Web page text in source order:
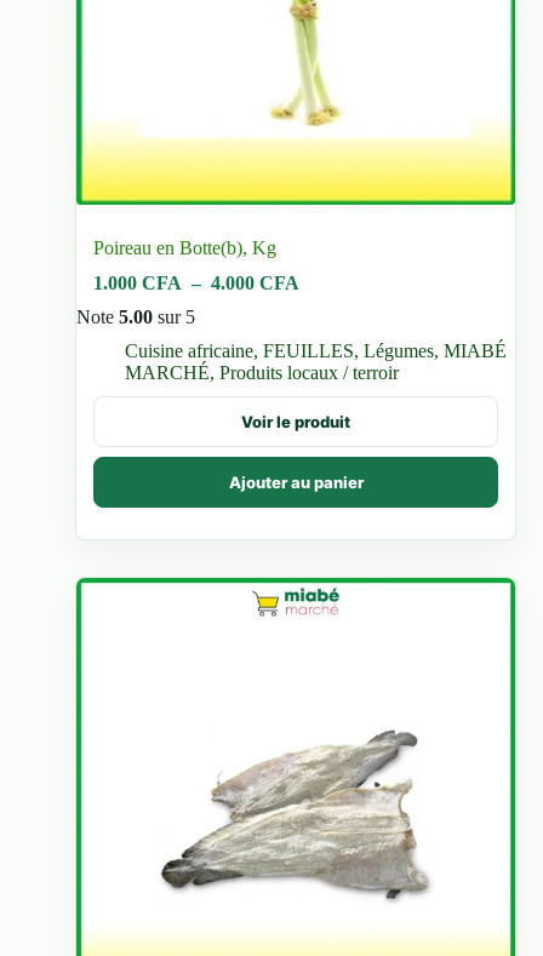
Poireau en Botte(b), Kg
1.000CFA – 4.000CFA
1.000 CFA
à
Note5.00 sur 5
Cuisine africaine,FEUILLES,Légumes,MIABÉ
MARCHÉ,Produits locaux / terroir
Voir le produit
Ajouter au panier
Ce
a
plusieurs
Les
options
être